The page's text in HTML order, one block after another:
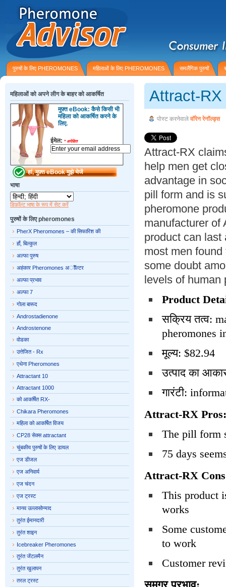
पुरुषों के लिए PHEROMONES महिलाओं के लिए PHEROMONES समलैंगिक पुरुषों
Attract-RX
पोस्ट करनेवाले वॉरेन रेनॉल्ड्स
Attract-RX
help men get
advantage in
pill form and is
pheromone
manufacturer of
product can last
most men
some doubt
levels of human
Product
सक्रिय तत्व:
pheromones
मूल्य: $82.94
उत्पाद का
गारंटी:
Attract-RX Pros:
The pill form
75 days
Attract-RX
This product
works
Some
to work
Customer
महिलाओं को अपने लीग के बाहर को आकर्षित
मुफ़्त eBook: कैसे किसी भी
महिला को आकर्षित करने के
लिए.
ईमेल: *अपेक्षित
भाषा
डिफ़ॉल्ट भाषा के रूप में सेट करें
पुरुषों के लिए pheromones
PherX Pheromones – की सिफारिश की
हाँ, बिल्कुल
अल्फा पुरुष
अहंकार Pheromones अॉॉल्टर
अल्फा प्रभाव
अल्फा 7
गोला बारूद
Androstadienone
Androstenone
वोडका
उत्तेजित - Rx
एथेना Pheromones
Attractant 10
Attractant 1000
को आकर्षित RX-
Chikara Pheromones
महिला को आकर्षित विजय
CP28 सेक्स attractant
चुंबकीय पुरुषों के लिए डायल
एज डीजल
एज अनिवार्य
एज चंदन
एज ट्रस्ट
मानव उल्लासोन्माद
तुरंत ईमानदारी
तुरंत शाइन
Icebreaker Pheromones
तुरंत जेंटलमैन
तुरंत खुलापन
तरल ट्रस्ट